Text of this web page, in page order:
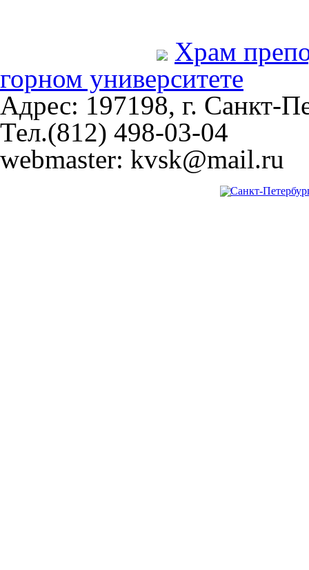
Храм
горном университете
Адрес: 197198, г. Санкт-
Тел.(812) 498-03-04
webmaster: kvsk@mail.ru